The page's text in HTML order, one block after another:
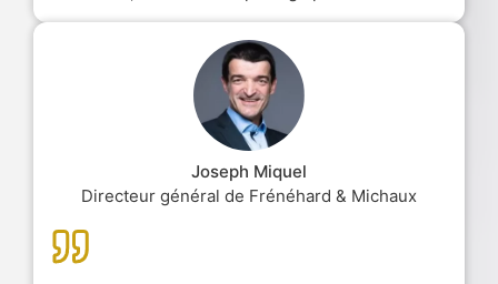
Joseph Miquel
Directeur général de Frénéhard & Michaux